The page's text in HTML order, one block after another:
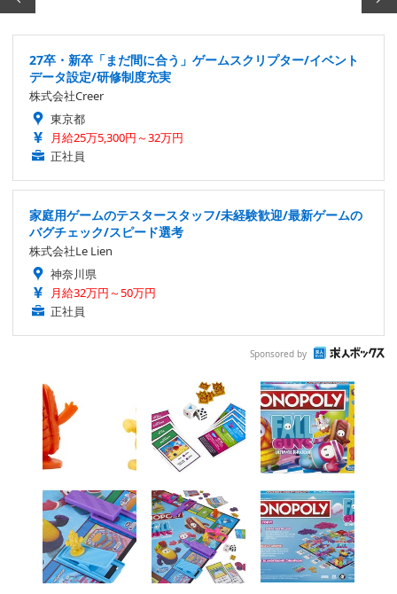
27卒・新卒「まだ間に合う」ゲームスクリプター/イベント
データ設定/研修制度充実
株式会社Creer
東京都
月給25万5,300円～32万円
正社員
家庭用ゲームのテスタースタッフ/未経験歓迎/最新ゲームの
バグチェック/スピード選考
株式会社Le Lien
神奈川県
月給32万円～50万円
正社員
Sponsored by